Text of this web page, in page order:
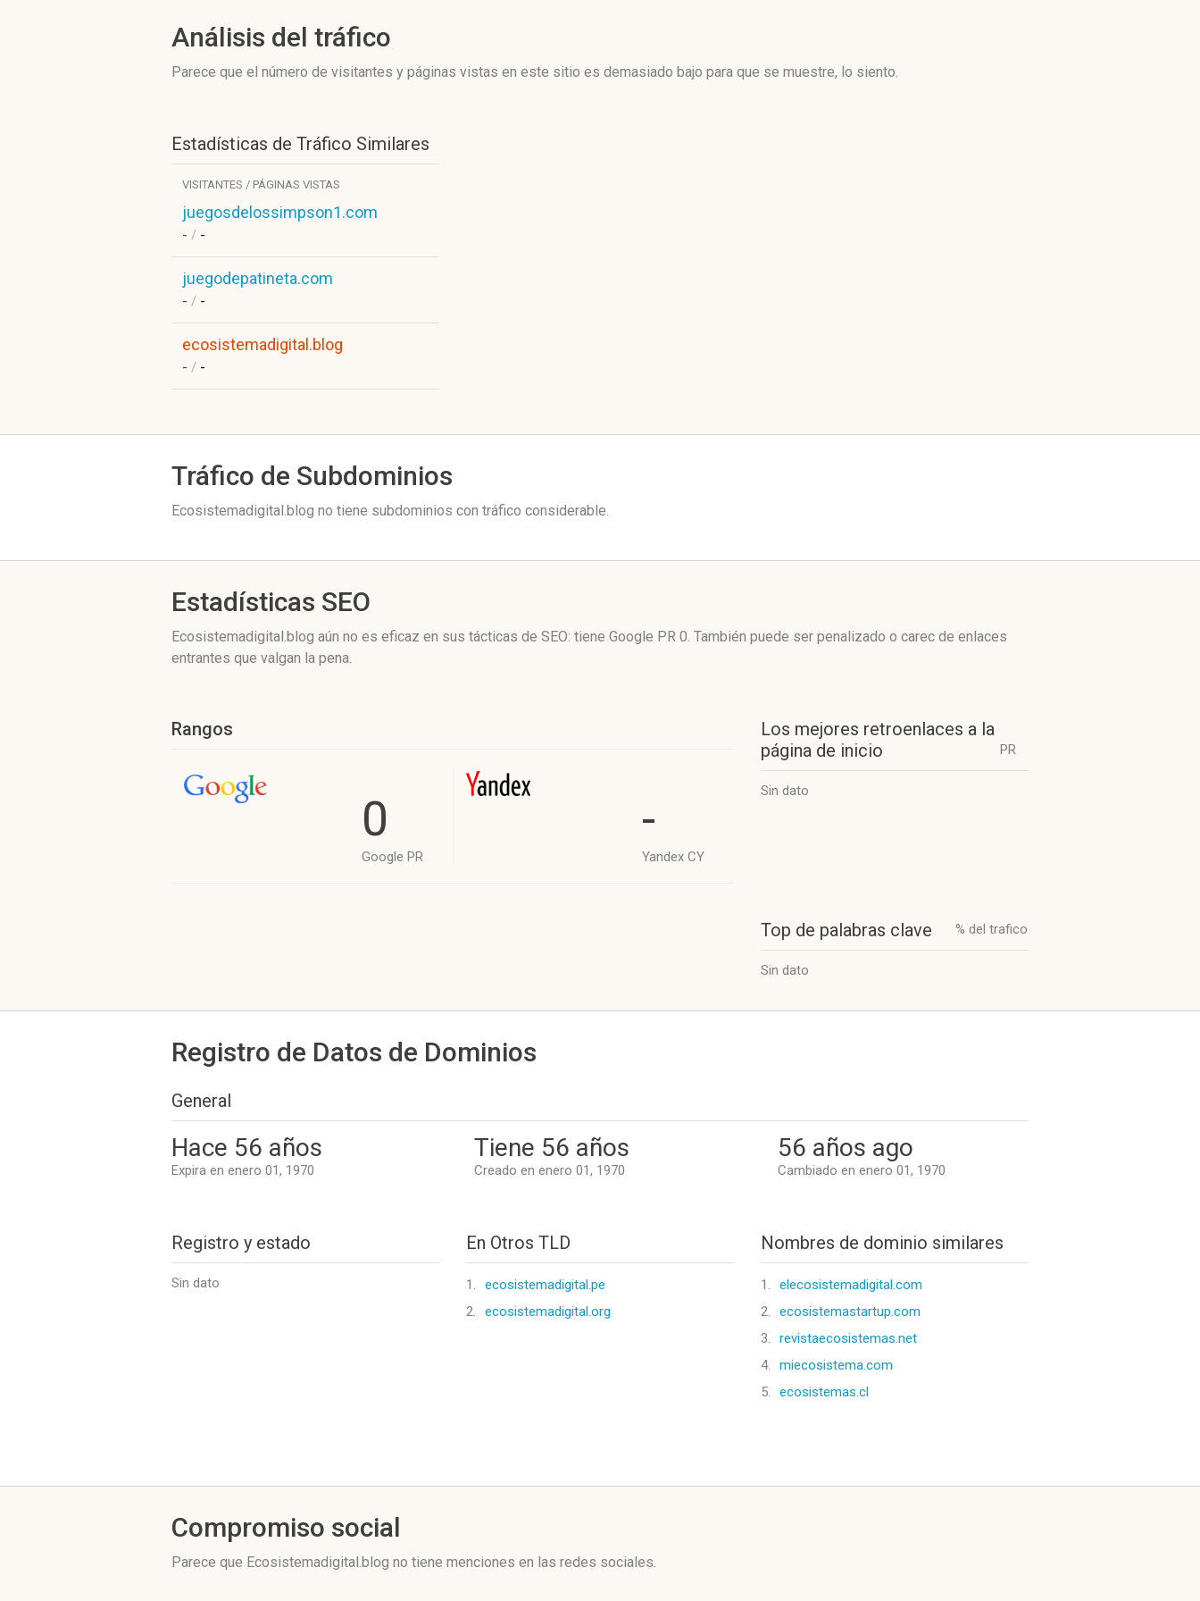
Análisis del tráfico
Parece que el número de visitantes y páginas vistas en este sitio es demasiado bajo para que se muestre, lo siento.
Estadísticas de Tráfico Similares
VISITANTES / PÁGINAS VISTAS
juegosdelossimpson1.com
- / -
juegodepatineta.com
- / -
ecosistemadigital.blog
- / -
Tráfico de Subdominios
Ecosistemadigital.blog no tiene subdominios con tráfico considerable.
Estadísticas SEO
Ecosistemadigital.blog aún no es eficaz en sus tácticas de SEO: tiene Google PR 0. También puede ser penalizado o carec de enlaces
entrantes que valgan la pena.
Rangos
0
Google PR
-
Yandex CY
Los mejores retroenlaces a la
página de inicio
PR
Sin dato
Top de palabras clave % del trafico
Sin dato
Registro de Datos de Dominios
General
Hace 56 años
Expira en enero 01, 1970
Tiene 56 años
Creado en enero 01, 1970
56 años ago
Cambiado en enero 01, 1970
Registro y estado
Sin dato
En Otros TLD
1.
ecosistemadigital.pe
2.
ecosistemadigital.org
Nombres de dominio similares
1.
elecosistemadigital.com
2.
ecosistemastartup.com
3.
revistaecosistemas.net
4.
miecosistema.com
5.
ecosistemas.cl
Compromiso social
Parece que Ecosistemadigital.blog no tiene menciones en las redes sociales.